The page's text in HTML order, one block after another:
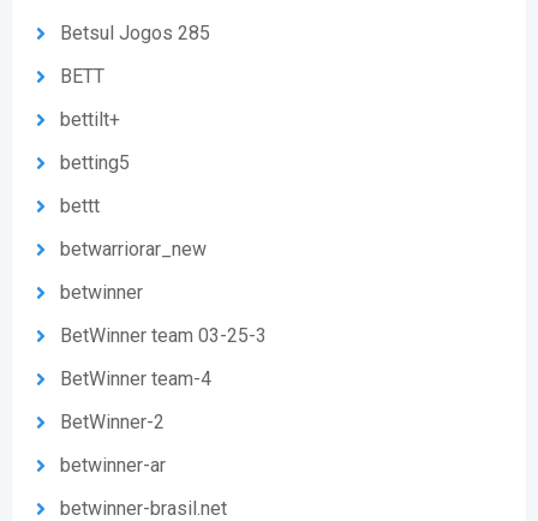
Betsul Jogos 285
BETT
bettilt+
betting5
bettt
betwarriorar_new
betwinner
BetWinner team 03-25-3
BetWinner team-4
BetWinner-2
betwinner-ar
betwinner-brasil.net